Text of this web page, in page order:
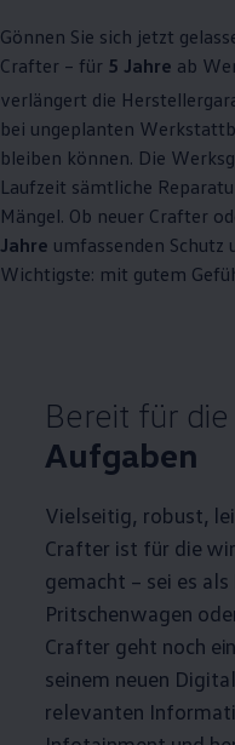
Gönnen Sie sich jetzt
Crafter – für 5 Jahre ab
verlängert die
bei ungeplanten
bleiben können. Die
Laufzeit sämtliche
Mängel. Ob neuer Crafter
Jahre umfassenden Schutz
Wichtigste: mit gutem
Bereit für die
Aufgaben
Vielseitig, robust,
Crafter ist für die
gemacht – sei es
Pritschenwagen
Crafter geht noch
seinem neuen
relevanten